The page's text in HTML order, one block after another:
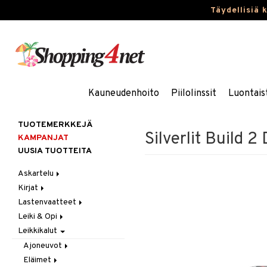
Täydellisiä
Kauneudenhoito Piilolinssit
Silverlit Build 2
TUOTEMERKKEJÄ
KAMPANJAT
UUSIA TUOTTEITA
Askartelu
Askartelumateriaalit
Askartelusetti
Helmet
Koulutarvikkeet
Muovailuvaha
Piirrä ja maalaa
Kirjat
Askartelukirjat
Maalauskirjat
Päiväkirjat
Lastenvaatteet
Alaosat
Leggingsit
Alusvaatteet & Sukat
Kengät
Mekot
Leiki & Opi
Opetuslelut
Oppimispelit
Soittimet
Leikkikalut
Ajoneuvot
Autoradat
Eläimet